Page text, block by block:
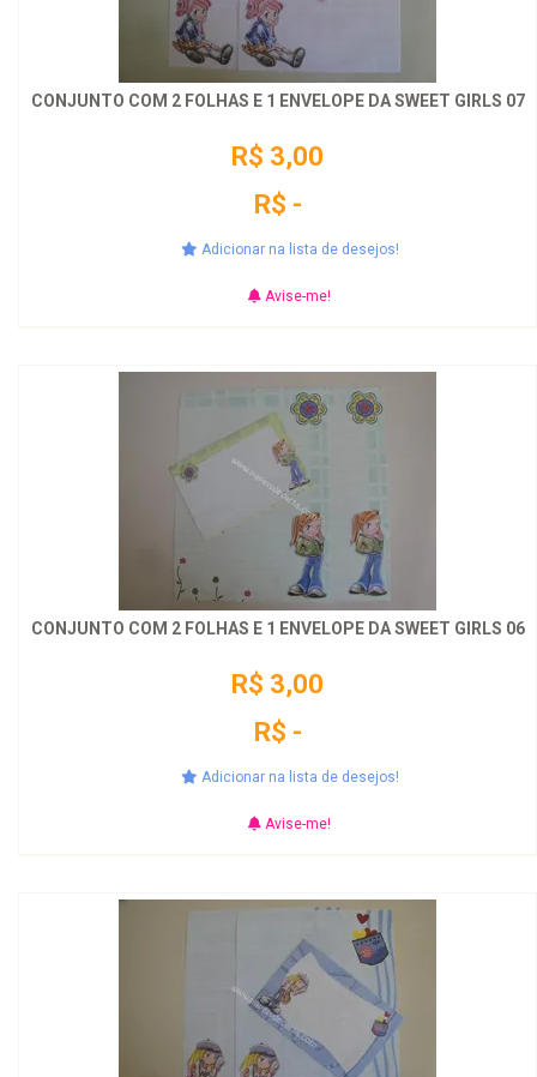
CONJUNTO COM 2 FOLHAS E 1 ENVELOPE DA SWEET GIRLS 07
R$ 3,00
R$ -
Adicionar na lista de desejos!
Avise-me!
CONJUNTO COM 2 FOLHAS E 1 ENVELOPE DA SWEET GIRLS 06
R$ 3,00
R$ -
Adicionar na lista de desejos!
Avise-me!